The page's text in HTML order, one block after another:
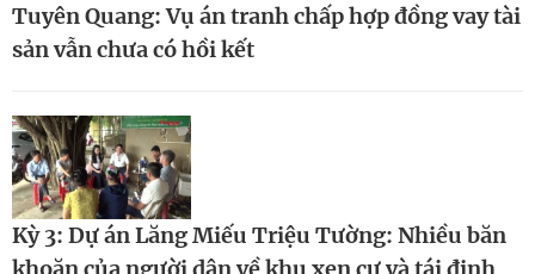
Tuyên Quang: Vụ án tranh chấp hợp đồng vay tài
sản vẫn chưa có hồi kết
Kỳ 3: Dự án Lăng Miếu Triệu Tường: Nhiều băn
khoăn của người dân về khu xen cư và tái định